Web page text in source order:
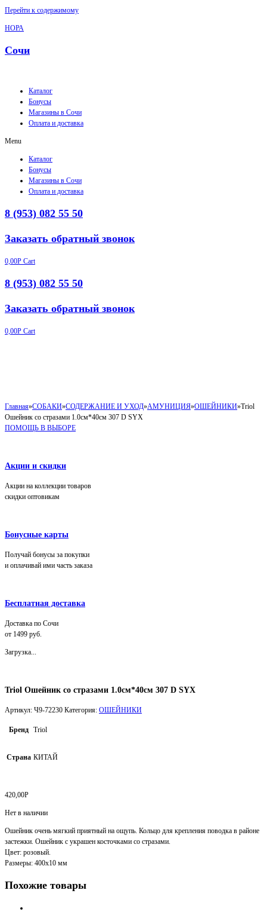
Перейти к содержимому
НОРА
Сочи
Каталог
Бонусы
Магазины в Сочи
Оплата и доставка
Menu
Каталог
Бонусы
Магазины в Сочи
Оплата и доставка
8 (953) 082 55 50
Заказать обратный звонок
0,00Р Cart
8 (953) 082 55 50
Заказать обратный звонок
0,00Р Cart
Главная»СОБАКИ»СОДЕРЖАНИЕ И УХОД»АМУНИЦИЯ»ОШЕЙНИКИ»Triol
Ошейник со стразами 1.0см*40см 307 D SYX
ПОМОЩЬ В ВЫБОРЕ
Акции и скидки
Акции на коллекции товаров
скидки оптовикам
Бонусные карты
Получай бонусы за покупки
и оплачивай ими часть заказа
Бесплатная доставка
Доставка по Сочи
от 1499 руб.
Загрузка...
Triol Ошейник со стразами 1.0см*40см 307 D SYX
Артикул: Ч9-72230 Категория: ОШЕЙНИКИ
Бренд Triol
Страна КИТАЙ
420,00Р
Нет в наличии
Ошейник очень мягкий приятный на ощупь. Кольцо для крепления поводка в районе
застежки. Ошейник с украшен косточками со стразами.
Цвет: розовый.
Размеры: 400х10 мм
Похожие товары